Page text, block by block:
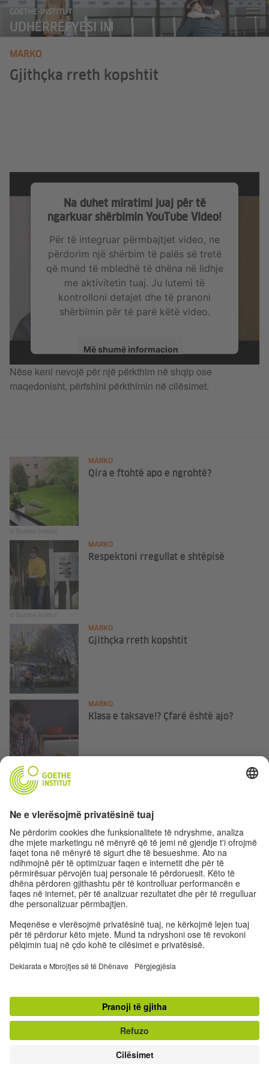
UDHËRRËFYESI IM
MARKO
Gjithçka rreth kopshtit
Na duhet miratimi juaj për të
ngarkuar shërbimin YouTube Video!
Për të integruar përmbajtjet video, ne
përdorim një shërbim të palës së tretë
që mund të mbledhë të dhëna në lidhje
me aktivitetin tuaj. Ju lutemi të
kontrolloni detajet dhe të pranoni
shërbimin për të parë këtë video.
Më shumë informacion
Prano
Nëse keni nevojë për një përkthim në shqip ose
maqedonisht, përfshini përkthimin në cilësimet.
© Goethe-Institut
MARKO
Qira e ftohtë apo e ngrohtë?
© Goethe-Institut
MARKO
Respektoni rregullat e shtëpisë
MARKO
Gjithçka rreth kopshtit
© Goethe-Institut
MARKO
Klasa e taksave!? Çfarë është ajo?
© Goethe-Institut
MARKO
Kohë e lirë
Kushtet e privatësisë
© Goethe-Institut 2026